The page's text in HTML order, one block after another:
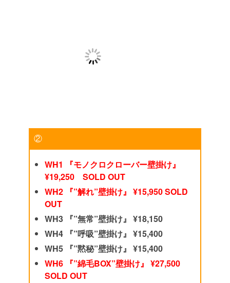
②
WH1 『モノクロクローバー壁掛け』
¥19,250 SOLD OUT
WH2 『”解れ”壁掛け』 ¥15,950 SOLD
OUT
WH3 『”無常”壁掛け』 ¥18,150
WH4 『”呼吸”壁掛け』 ¥15,400
WH5 『”黙秘”壁掛け』 ¥15,400
WH6 『”綿毛BOX”壁掛け』 ¥27,500
SOLD OUT